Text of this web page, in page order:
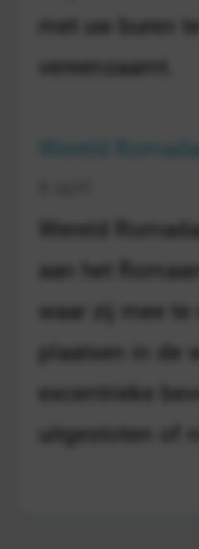
met uw buren
vereenzaamt.
Wereld Romadag
Wereld
aan het
waar zij mee te
plaatsen in de
excentrieke
uitgestoten of